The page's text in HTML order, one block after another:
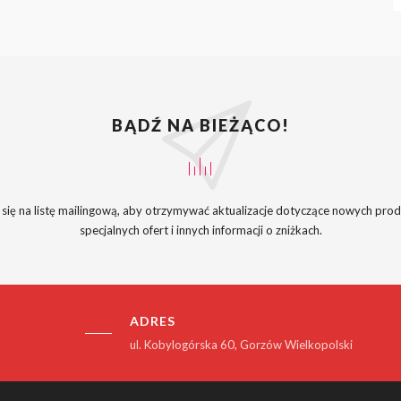
BĄDŹ NA BIEŻĄCO!
się na listę mailingową, aby otrzymywać aktualizacje dotyczące nowych
specjalnych ofert i innych informacji o zniżkach.
ADRES
ul. Kobylogórska 60, Gorzów Wielkopolski